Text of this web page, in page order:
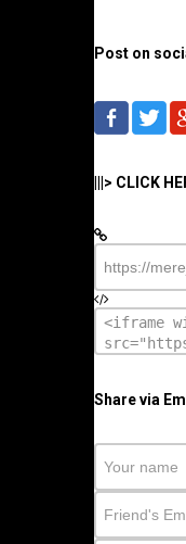
Post on
|||> CLICK
Share via